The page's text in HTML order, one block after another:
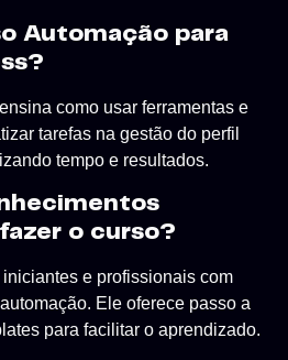
Automação para
como usar ferramentas e
tarefas na gestão do perfil
tempo e resultados.
o curso?
e profissionais com
Ele oferece passo a
para facilitar o aprendizado.